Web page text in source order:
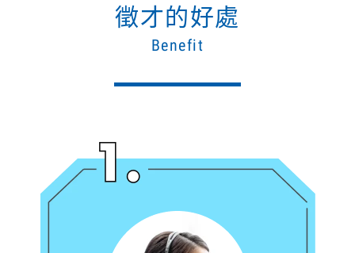
徵才的好處
Benefit